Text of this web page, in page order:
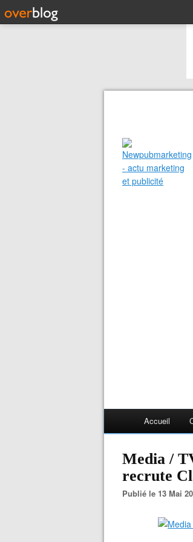
Accueil
Media /
recrute
Publié le 13 Mai